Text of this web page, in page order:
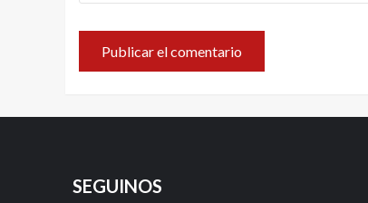
SEGUINOS